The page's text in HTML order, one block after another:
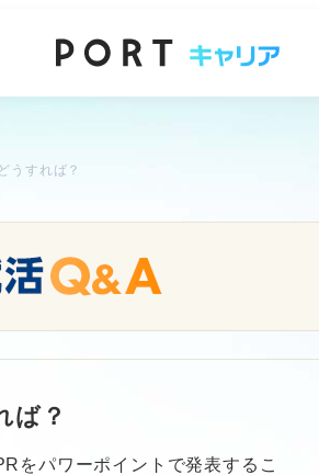
うすれば？
ば？
をパワーポイントで発表するこ